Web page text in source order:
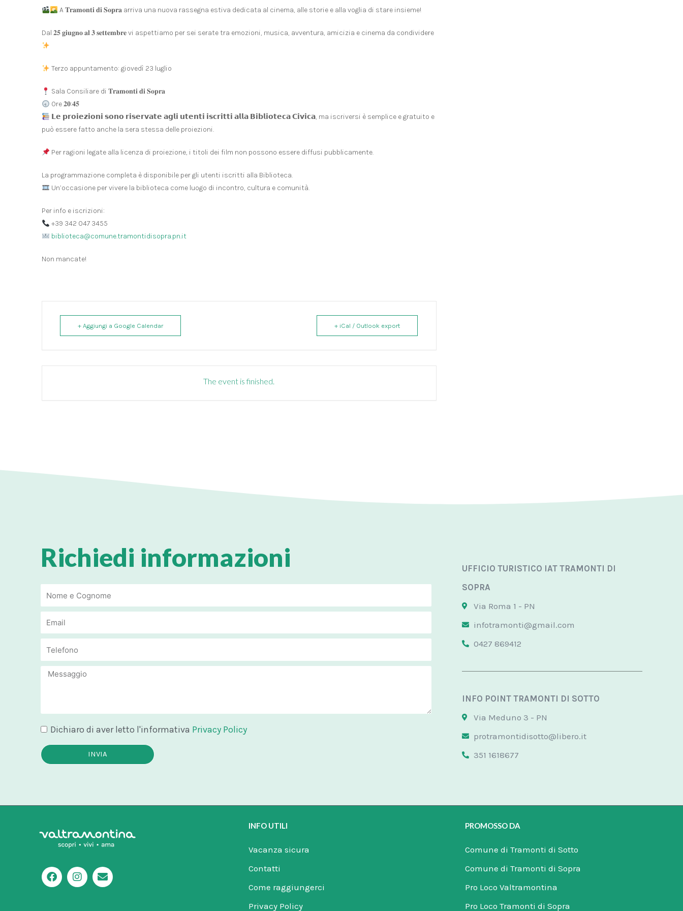
A 𝐓𝐫𝐚𝐦𝐨𝐧𝐭𝐢 𝐝𝐢 𝐒𝐨𝐩𝐫𝐚 arriva una nuova rassegna estiva dedicata al cinema, alle storie e alla voglia di stare insieme!
Dal 𝟐𝟓 𝐠𝐢𝐮𝐠𝐧𝐨 𝐚𝐥 𝟑 𝐬𝐞𝐭𝐭𝐞𝐦𝐛𝐫𝐞 vi aspettiamo per sei serate tra emozioni, musica, avventura, amicizia e cinema da condividere
Terzo appuntamento: giovedì 23 luglio
Sala Consiliare di 𝐓𝐫𝐚𝐦𝐨𝐧𝐭𝐢 𝐝𝐢 𝐒𝐨𝐩𝐫𝐚
Ore 𝟐𝟎:𝟒𝟓
𝗟𝗲 𝗽𝗿𝗼𝗶𝗲𝘇𝗶𝗼𝗻𝗶 𝘀𝗼𝗻𝗼 𝗿𝗶𝘀𝗲𝗿𝘃𝗮𝘁𝗲 𝗮𝗴𝗹𝗶 𝘂𝘁𝗲𝗻𝘁𝗶 𝗶𝘀𝗰𝗿𝗶𝘁𝘁𝗶 𝗮𝗹𝗹𝗮 𝗕𝗶𝗯𝗹𝗶𝗼𝘁𝗲𝗰𝗮 𝗖𝗶𝘃𝗶𝗰𝗮, ma iscriversi è semplice e gratuito e
può essere fatto anche la sera stessa delle proiezioni.
Per ragioni legate alla licenza di proiezione, i titoli dei film non possono essere diffusi pubblicamente.
La programmazione completa è disponibile per gli utenti iscritti alla Biblioteca.
Un’occasione per vivere la biblioteca come luogo di incontro, cultura e comunità.
Per info e iscrizioni:
+39 342 047 3455
biblioteca@comune.tramontidisopra.pn.it
Non mancate!
+ Aggiungi a Google Calendar + iCal / Outlook export
The event is finished.
Richiedi informazioni
Email
Email
Message
Dichiaro di aver letto l'informativa Privacy Policy
INVIA
UFFICIO TURISTICO IAT TRAMONTI DI
SOPRA
Via Roma 1 - PN
infotramonti@gmail.com
0427 869412
INFO POINT TRAMONTI DI SOTTO
Via Meduno 3 - PN
protramontidisotto@libero.it
351 1618677
F
a
I
n
E
n
INFO UTILI
Vacanza sicura
Contatti
Come raggiungerci
Privacy Policy
PROMOSSO DA
Comune di Tramonti di Sotto
Comune di Tramonti di Sopra
Pro Loco Valtramontina
Pro Loco Tramonti di Sopra